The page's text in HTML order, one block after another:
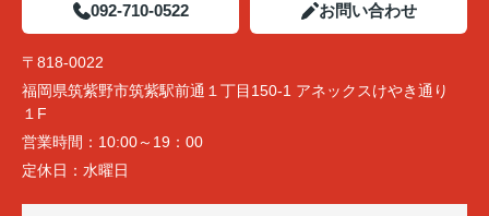
092-710-0522 お問い合わせ
〒818-0022
福岡県筑紫野市筑紫駅前通１丁目150-1 アネックスけやき通り
１F
営業時間： 10:00～19：00
定休日： 水曜日